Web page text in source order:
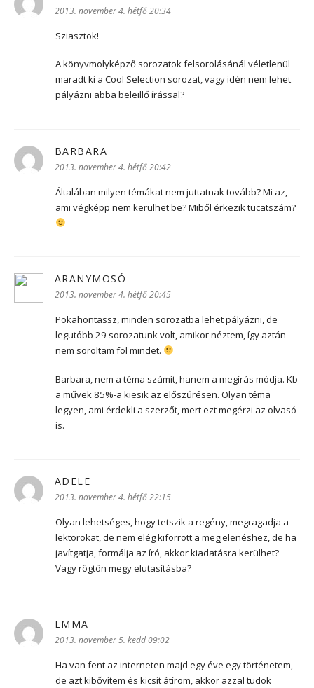
2013. november 4. hétfő 20:34
Sziasztok!
A könyvmolyképző sorozatok felsorolásánál véletlenül
maradt ki a Cool Selection sorozat, vagy idén nem lehet
pályázni abba beleillő írással?
BARBARA
2013. november 4. hétfő 20:42
Általában milyen témákat nem juttatnak tovább? Mi az,
ami végképp nem kerülhet be? Miből érkezik tucatszám?
ARANYMOSÓ
2013. november 4. hétfő 20:45
Pokahontassz, minden sorozatba lehet pályázni, de
legutóbb 29 sorozatunk volt, amikor néztem, így aztán
nem soroltam föl mindet.
Barbara, nem a téma számít, hanem a megírás módja. Kb
a művek 85%-a kiesik az előszűrésen. Olyan téma
legyen, ami érdekli a szerzőt, mert ezt megérzi az olvasó
is.
ADELE
2013. november 4. hétfő 22:15
Olyan lehetséges, hogy tetszik a regény, megragadja a
lektorokat, de nem elég kiforrott a megjelenéshez, de ha
javítgatja, formálja az író, akkor kiadatásra kerülhet?
Vagy rögtön megy elutasításba?
EMMA
2013. november 5. kedd 09:02
Ha van fent az interneten majd egy éve egy történetem,
de azt kibővítem és kicsit átírom, akkor azzal tudok